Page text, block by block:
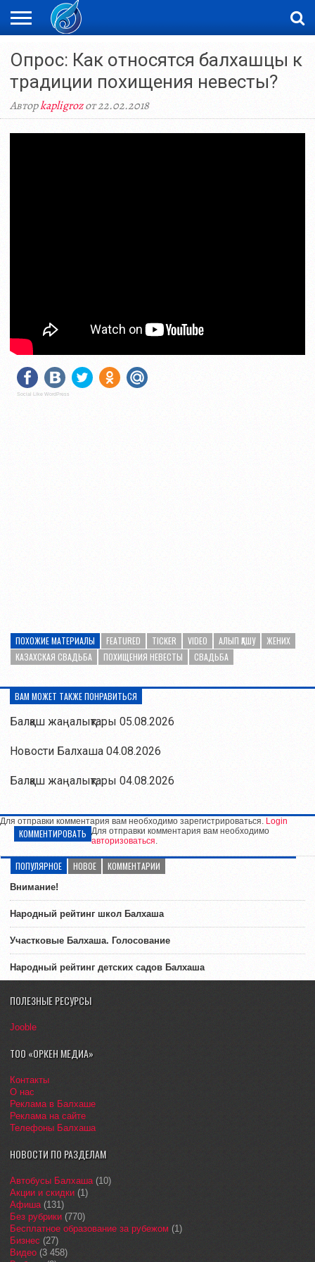
ЖАҢАЛЫҚТАР
НОВОСТИ
ВИДЕО
ФОТОРЕПОРТАЖИ
ОРКЕН
LIVETV
Опрос: Как относятся балхашцы к
традиции похищения невесты?
Авторkapligrozот 22.02.2018
Social Like WordPress
ПОХОЖИЕ МАТЕРИАЛЫ FEATURED TICKER VIDEO АЛЫП ҚАШУ
ЖЕНИХ
КАЗАХСКАЯ СВАДЬБА
ПОХИЩЕНИЯ НЕВЕСТЫ СВАДЬБА
ВАМ МОЖЕТ ТАКЖЕ ПОНРАВИТЬСЯ
Балқаш жаңалықтары 05.08.2026
Новости Балхаша 04.08.2026
Балқаш жаңалықтары 04.08.2026
Для отправки комментария вам необходимо зарегистрироваться. Login
КОММЕНТИРОВАТЬ Для отправки комментария вам необходимо
авторизоваться.
ПОПУЛЯРНОЕ НОВОЕ КОММЕНТАРИИ
Внимание!
Народный рейтинг школ Балхаша
Участковые Балхаша. Голосование
Народный рейтинг детских садов Балхаша
ПОЛЕЗНЫЕ РЕСУРСЫ
Jooble
ТОО «ОРКЕН МЕДИА»
Контакты
О нас
Реклама в Балхаше
Реклама на сайте
Телефоны Балхаша
НОВОСТИ ПО РАЗДЕЛАМ
Автобусы Балхаша(10)
Акции и скидки (1)
Афиша(131)
Без рубрики (770)
Бесплатное образование за рубежом (1)
Бизнес (27)
Видео (3 458)